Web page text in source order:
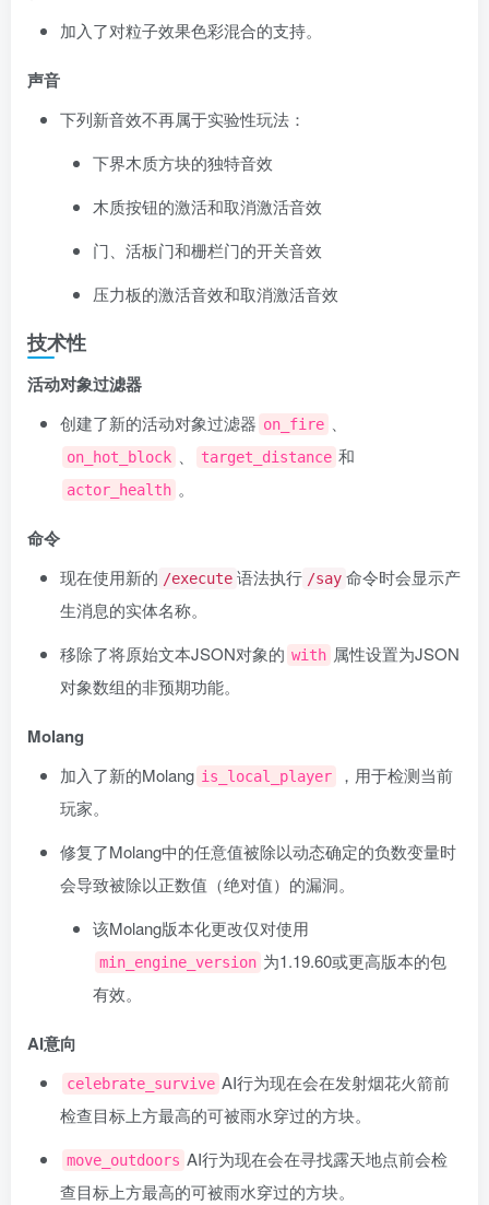
加入了对粒子效果色彩混合的支持。
声音
下列新音效不再属于实验性玩法：
下界木质方块的独特音效
木质按钮的激活和取消激活音效
门、活板门和栅栏门的开关音效
压力板的激活音效和取消激活音效
技术性
活动对象过滤器
创建了新的活动对象过滤器 on_fire 、
on_hot_block 、 target_distance 和
actor_health 。
命令
现在使用新的 /execute 语法执行 /say 命令时会显示产
生消息的实体名称。
移除了将原始文本JSON对象的 with 属性设置为JSON
对象数组的非预期功能。
Molang
加入了新的Molang is_local_player
，用于检测当前
玩家。
修复了Molang中的任意值被除以动态确定的负数变量时
会导致被除以正数值（绝对值）的漏洞。
该Molang版本化更改仅对使用
min_engine_version 为1.19.60或更高版本的包
有效。
AI意向
celebrate_survive AI行为现在会在发射烟花火箭前
检查目标上方最高的可被雨水穿过的方块。
move_outdoors AI行为现在会在寻找露天地点前会检
查目标上方最高的可被雨水穿过的方块。